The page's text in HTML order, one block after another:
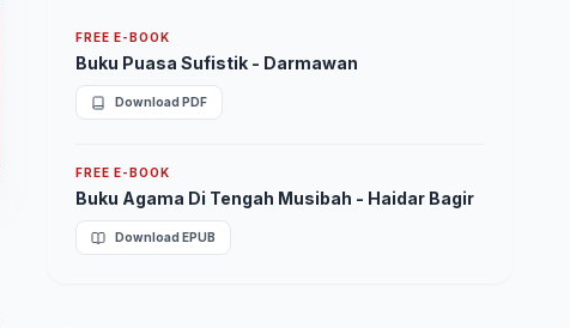
FREE E-BOOK
Buku Puasa Sufistik - Darmawan
Download PDF
FREE E-BOOK
Buku Agama Di Tengah Musibah - Haidar Bagir
Download EPUB